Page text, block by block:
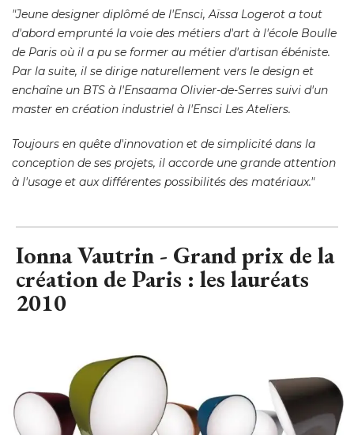
"Jeune designer diplômé de l'Ensci, Aïssa Logerot a tout
d'abord emprunté la voie des métiers d'art à l'école Boulle
de Paris où il a pu se former au métier d'artisan ébéniste.
Par la suite, il se dirige naturellement vers le design et
enchaîne un BTS à l'Ensaama Olivier-de-Serres suivi d'un
master en création industriel à l'Ensci Les Ateliers.
Toujours en quête d'innovation et de simplicité dans la
conception de ses projets, il accorde une grande attention
à l'usage et aux différentes possibilités des matériaux."
Ionna Vautrin - Grand prix de la
création de Paris : les lauréats
2010